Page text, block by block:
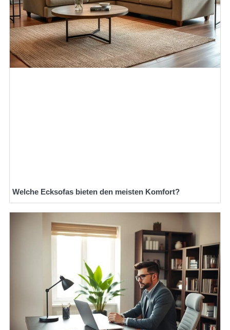
Welche Ecksofas bieten den meisten Komfort?